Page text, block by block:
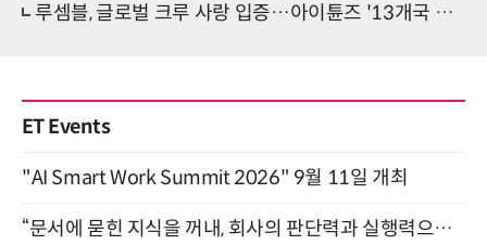
루셈블, 글로벌 크루 사랑 입증…아이튠즈 '13개국 톱10' 기염
ET Events
"AI Smart Work Summit 2026" 9월 11일 개최
“문서에 묻힌 지식을 꺼내, 회사의 판단력과 실행력으로 바꾸다” (8/20)